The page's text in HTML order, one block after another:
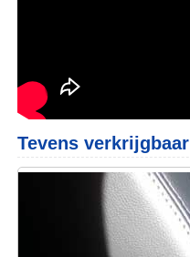
Tevens verkrijgbaar